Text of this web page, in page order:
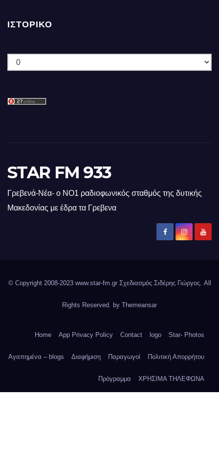
ΙΣΤΟΡΙΚΌ
Ιστορικό
STAR FM 933
Γρεβενά-Νέα- ο ΝΟ1 ραδιοφωνικός σταθμός της δυτικής
Μακεδονίας με έδρα τα Γρεβενα
© Copyright 2008-2023 www.star-fm.gr Σχεδιασμός Σιδέρης Γιώργος. All
Rights Reserved. by Themeansar
Home App Privacy Policy Contact logo Star- Photos
Αγαπημένα – blogs Διαφήμιση Παραγωγοί Πολιτική Απορρήτου
Πρόγραμμα ΧΡΗΣΙΜΑ ΤΗΛΕΦΩΝΑ